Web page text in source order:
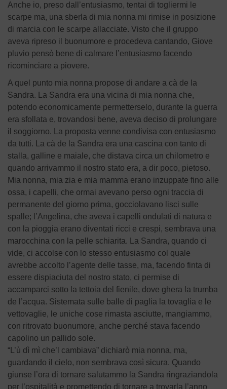
Anche io, preso dall’entusiasmo, tentai di togliermi le
scarpe ma, una sberla di mia nonna mi rimise in posizione
di marcia con le scarpe allacciate. Visto che il gruppo
aveva ripreso il buonumore e procedeva cantando, Giove
pluvio pensò bene di calmare l’entusiasmo facendo
ricominciare a piovere.
A quel punto mia nonna propose di andare a cà de la
Sandra. La Sandra era una vicina di mia nonna che,
potendo economicamente permetterselo, durante la guerra
era sfollata e, trovandosi bene, aveva deciso di prolungare
il soggiorno. La proposta venne condivisa con entusiasmo
da tutti. La cà de la Sandra era una cascina con tanto di
stalla, galline e maiale, che distava circa un chilometro e
quando arrivammo il nostro stato era, a dir poco, pietoso.
Mia nonna, mia zia e mia mamma erano inzuppate fino alle
ossa, i capelli, che ormai avevano perso ogni traccia di
permanente del giorno prima, gocciolavano lisci sulle
spalle; l’Angelina, che aveva i capelli ondulati di natura e
con la pioggia erano diventati ricci e crespi, sembrava una
marocchina con la pelle schiarita. La Sandra, quando ci
vide, ci accolse con lo stesso entusiasmo col quale
avrebbe accolto l’agente delle tasse, ma, facendo finta di
essere dispiaciuta del nostro stato, ci permise di
accamparci sotto la tettoia del fienile, dove ghera la trumba
de l’acqua. Sistemata sulle balle di paglia la tovaglia e le
vettovaglie, le uniche cose rimasta asciutte, mangiammo,
con ritrovato buonumore, anche perché stava facendo
capolino un pallido sole.
“L’ù dì mì che’l cambiava” dichiarò mia nonna, ma,
guardando il cielo, non sembrava così sicura. Quando
giunse l’ora di tornare salutammo la Sandra ringraziandola
per l’ospitalità e promettendo di tornare a trovarla l’anno